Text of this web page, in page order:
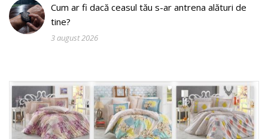
Cum ar fi dacă ceasul tău s-ar antrena alături de
tine?
3 august 2026